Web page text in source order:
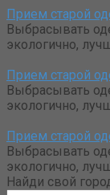
Прием старой
Выбрасывать
экологично,
Прием старой
Выбрасывать
экологично,
Прием старой
Выбрасывать
экологично,
Найди свой